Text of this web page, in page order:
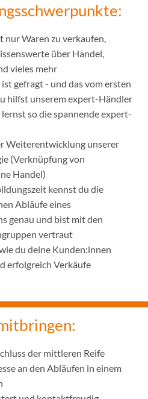
nur Waren zu verkaufen,
über Handel,
vieles mehr
gefragt - und das vom ersten
hilfst unserem expert-Händler
lernst so die spannende expert-
Weiterentwicklung unserer
(Verknüpfung von
Handel)
kennst du die
Abläufe eines
genau und bist mit den
vertraut
du deine Kunden:innen
erfolgreich Verkäufe
der mittleren Reife
an den Abläufen in einem